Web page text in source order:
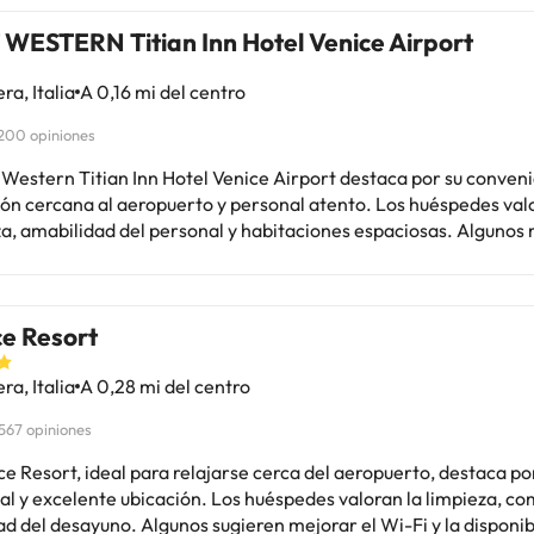
WESTERN Titian Inn Hotel Venice Airport
Italia A 0,16 mi del centro
opiniones
Western Titian Inn Hotel Venice Airport destaca por su
cercana al aeropuerto y personal atento. Los huéspedes
amabilidad del personal y habitaciones espaciosas. Algunos
con vuelos tempranos. Conclusión: Un hotel cómodo y limpio
perfecto para estancias cortas antes de volar.
Resort
Italia A 0,28 mi del centro
opiniones
Resort, ideal para relajarse cerca del aeropuerto, destaca
y excelente ubicación. Los huéspedes valoran la limpieza,
del desayuno. Algunos sugieren mejorar el Wi-Fi y la